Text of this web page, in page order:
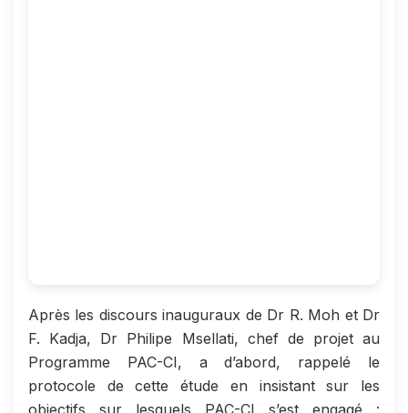
Après les discours inauguraux de Dr R. Moh et Dr
F. Kadja, Dr Philipe Msellati, chef de projet au
Programme PAC-CI, a d’abord, rappelé le
protocole de cette étude en insistant sur les
objectifs sur lesquels PAC-CI s’est engagé :